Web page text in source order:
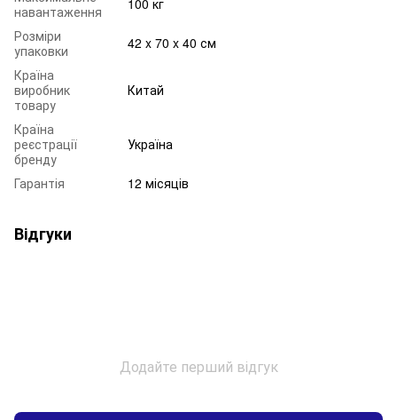
навантаження
Розміри
упаковки
42 x 70 x 40 см
Країна
виробник
товару
Китай
Країна
реєстрації
бренду
Україна
Гарантія 12 місяців
Відгуки
Додайте перший відгук